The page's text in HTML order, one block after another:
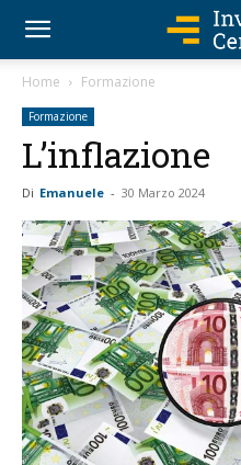
Home Formazione
Formazione
L’inflazione
Di Emanuele - 30 Marzo 2024